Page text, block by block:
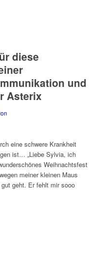
diese
und
Asterix
eine schwere Krankheit
ist… „Liebe Sylvia, ich
Weihnachtsfest
meiner kleinen Maus
geht. Er fehlt mir sooo